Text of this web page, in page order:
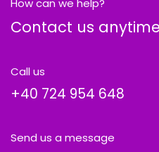
Contact us anytime
Call us
+40 724 954 648
Send us a message